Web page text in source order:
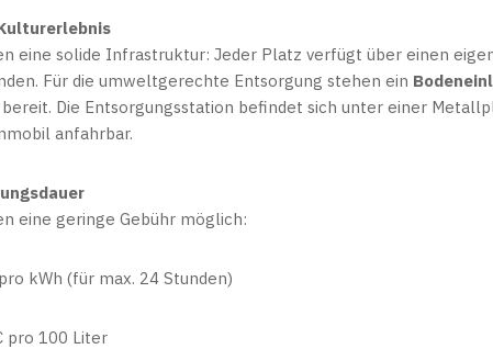
eine solide Infrastruktur: Jeder Platz verfügt über einen
Für die umweltgerechte Entsorgung stehen ein
Die Entsorgungsstation befindet sich unter einer
anfahrbar.
eine geringe Gebühr möglich:
kWh (für max. 24 Stunden)
pro 100 Liter